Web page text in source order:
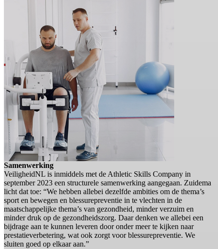
Samenwerking
VeiligheidNL is inmiddels met de Athletic Skills Company in
september 2023 een structurele samenwerking aangegaan. Zuidema
licht dat toe: “We hebben allebei dezelfde ambities om de thema’s
sport en bewegen en blessurepreventie in te vlechten in de
maatschappelijke thema’s van gezondheid, minder verzuim en
minder druk op de gezondheidszorg. Daar denken we allebei een
bijdrage aan te kunnen leveren door onder meer te kijken naar
prestatieverbetering, wat ook zorgt voor blessurepreventie. We
sluiten goed op elkaar aan.”